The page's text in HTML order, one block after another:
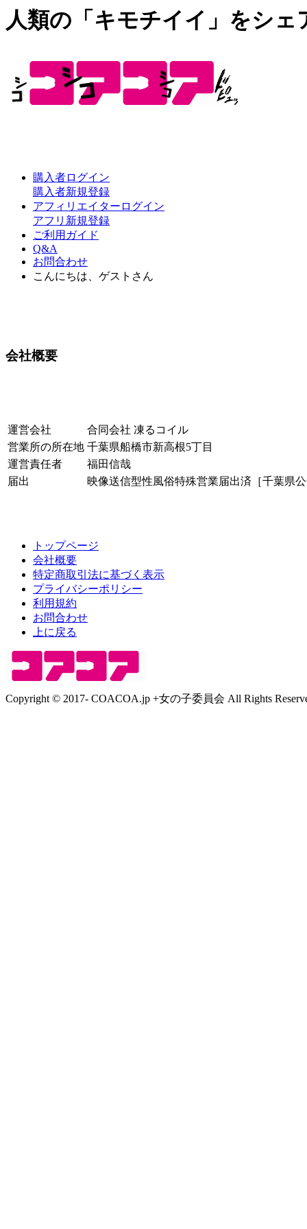
人類の「キモチイイ」をシェ
購入者ログイン
購入者新規登録
アフィリエイターログイン
アフリ新規登録
ご利用ガイド
Q&A
お問合わせ
こんにちは、ゲストさん
会社概要
運営会社
合同会社 凍るコイル
営業所の所在地 千葉県船橋市新高根5丁目
運営責任者
福田信哉
届出
映像送信型性風俗特殊営業届出済［千葉県
トップページ
会社概要
特定商取引法に基づく表示
プライバシーポリシー
利用規約
お問合わせ
上に戻る
Copyright © 2017- COACOA.jp +女の子委員会 All Rights